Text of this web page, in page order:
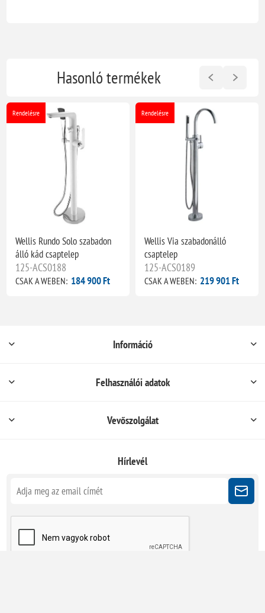
Hasonló termékek
Rendelésre
Wellis Rundo Solo szabadon
álló kád csaptelep
125-ACS0188
CSAK A WEBEN: 184 900 Ft
Rendelésre
Wellis Via szabadonálló
csaptelep
125-ACS0189
CSAK A WEBEN: 219 901 Ft
Információ
Felhasználói adatok
Vevőszolgálat
Hírlevél